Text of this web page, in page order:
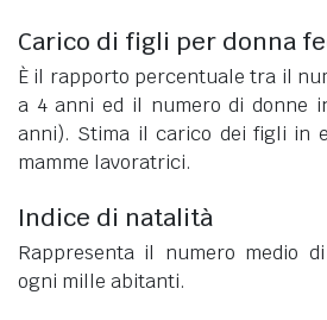
Carico di figli per donna
È il rapporto percentuale tra il
a 4 anni ed il numero di donne
anni). Stima il carico dei figli in
mamme lavoratrici.
Indice di natalità
Rappresenta il numero medio
ogni mille abitanti.